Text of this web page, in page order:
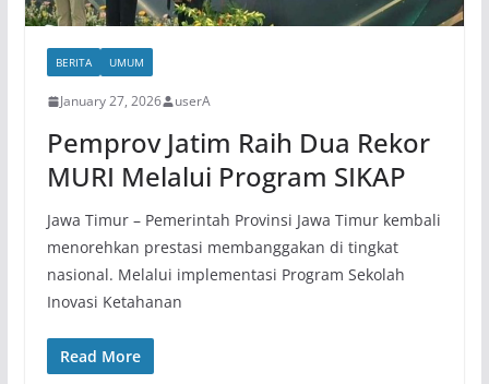
BERITA UMUM
January 27, 2026 userA
Pemprov Jatim Raih Dua Rekor
MURI Melalui Program SIKAP
Jawa Timur – Pemerintah Provinsi Jawa Timur kembali
menorehkan prestasi membanggakan di tingkat
nasional. Melalui implementasi Program Sekolah
Inovasi Ketahanan
Read More